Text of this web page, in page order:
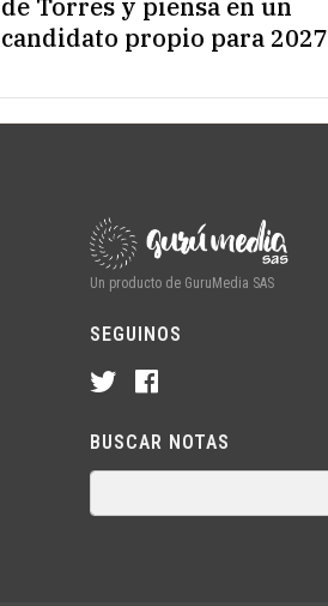
de Torres y piensa en un
candidato propio para 2027
Un producto de GuruMedia SAS
SEGUINOS
BUSCAR NOTAS